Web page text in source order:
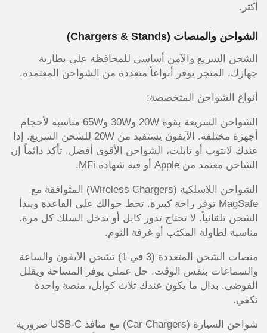
أكثر.
الشواحن والمنصات (Chargers & Stands)
الشحن السريع والآمن أساسي للمحافظة على بطارية
جهازك. المتجر يوفر أنواعاً متعددة من الشواحن المعتمدة.
أنواع الشواحن المتخصصة:
الشواحن السريعة بقوة 20W و30W و65W مناسبة لأحجام
أجهزة مختلفة. الآيفون يستفيد من 20W للشحن السريع. إذا
عندك لابتوب أو تابلت، الشواحن الأقوى أفضل. تأكد دائماً إن
الشاحن معتمد من Apple أو فيه شهادة MFi.
الشواحن اللاسلكية (Wireless Chargers) المتوافقة مع
MagSafe توفر راحة كبيرة. تحط جوالك على القاعدة ويبدأ
الشحن تلقائياً. لا تحتاج تدور كابل أو تدخل السلك كل مرة.
مناسبة لطاولة المكتب أو غرفة النوم.
منصات الشحن المتعددة (3 في 1) تشحن الآيفون والساعة
والسماعات بنفس الوقت. حل عملي يوفر المساحة ويقلل
الفوضى. بدال ما يكون عندك ثلاث كوابل، منصة واحدة
تكفي.
شواحن السيارة (Car Chargers) مع منافذ USB-C ضرورية